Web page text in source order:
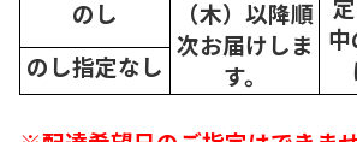
のし
（木）以降順
次お届けしま
す。
のし指定なし